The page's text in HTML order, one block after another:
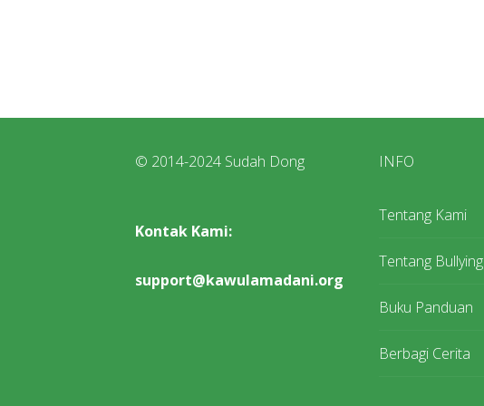
© 2014-2024 Sudah Dong
Kontak Kami:
support@kawulamadani.org
INFO
Tentang Kami
Tentang Bullying
Buku Panduan
Berbagi Cerita